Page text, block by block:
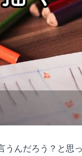
うんだろう？と